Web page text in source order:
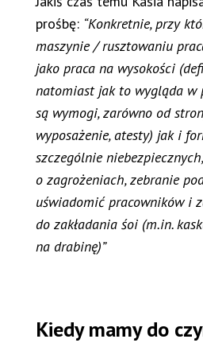
prośbę: “Konkretnie, przy
maszynie / rusztowaniu
jako praca na wysokości
natomiast jak to wygląda w
są wymogi, zarówno od
wyposażenie, atesty) jak i
szczególnie
o zagrożeniach, zebranie
uświadomić pracowników i
do zakładania śoi (m.in.
na drabinę)”
Kiedy mamy do